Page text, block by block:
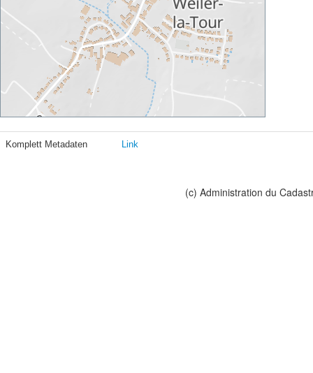
Komplett Metadaten Link
(c) Administration du